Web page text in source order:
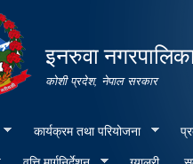
इनरुवा
कोशी प्रदेश, नेपाल सरकार
कार्यक्रम तथा परियोजना